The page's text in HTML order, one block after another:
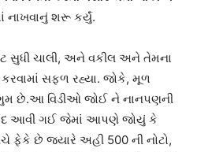
નાખવાનું શરૂ કર્યું.
સુધી ચાલી, અને વકીલ અને તેમના
સફળ રહ્યા. જોકે, મૂળ
છે.આ વિડીઓ જોઈ ને નાનપણની
યાદ આવી ગઈ જેમાં આપણે જોયું કે
ફેકે છે જયારે અહી 500 ની નોટો,